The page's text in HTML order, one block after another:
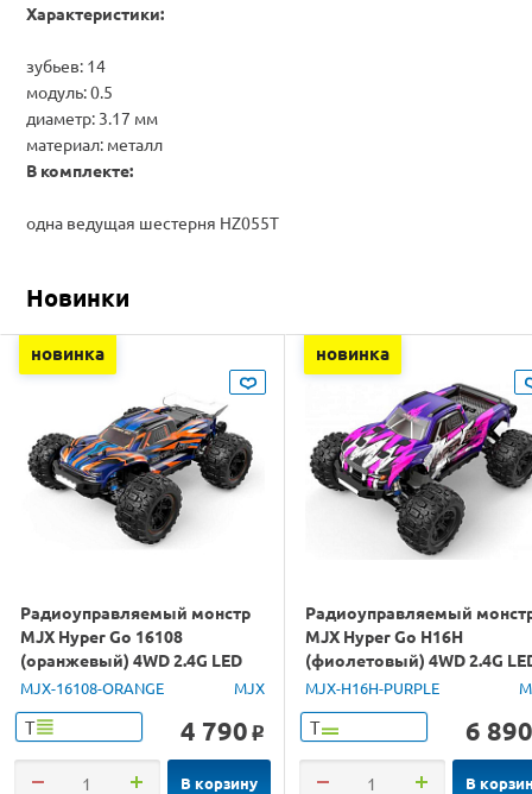
Характеристики:
зубьев: 14
модуль: 0.5
диаметр: 3.17 мм
материал: металл
В комплекте:
одна ведущая шестерня HZ055T
Новинки
новинка
Радиоуправляемый монстр
MJX Hyper Go 16108
(оранжевый) 4WD 2.4G LED
1/16 RTR
MJX-16108-ORANGE MJX
Т 4 790 o
В корзину
новинка
Радиоуправляемый
MJX Hyper Go H16H
(фиолетовый) 4WD 2.4G
GPS 1/16 RTR
MJX-H16H-PURPLE
Т 6 890
В